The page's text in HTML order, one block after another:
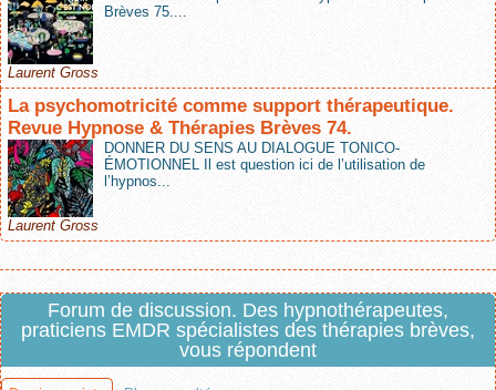
Brèves 75....
Laurent Gross
La psychomotricité comme support thérapeutique.
Revue Hypnose & Thérapies Brèves 74.
DONNER DU SENS AU DIALOGUE TONICO-
ÉMOTIONNEL Il est question ici de l’utilisation de
l’hypnos...
Laurent Gross
Forum de discussion. Des hypnothérapeutes,
praticiens EMDR spécialistes des thérapies brèves,
vous répondent